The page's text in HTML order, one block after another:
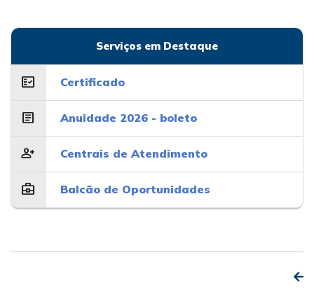
Serviços em Destaque
fact_check Certificado
article Anuidade 2026 - boleto
person_add Centrais de Atendimento
business_center Balcão de Oportunidades